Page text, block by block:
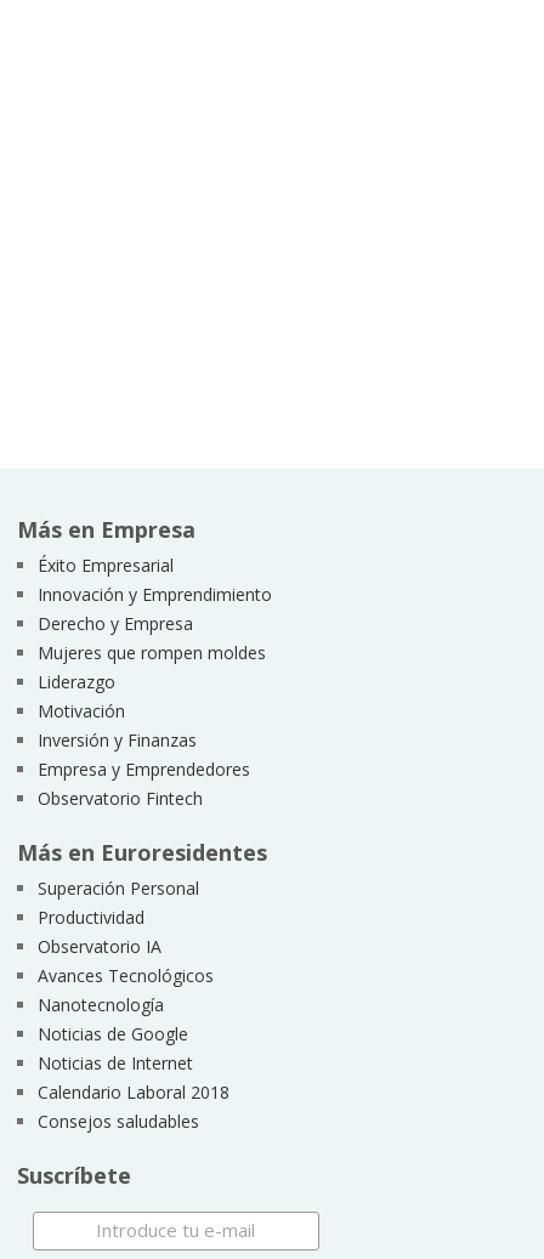
Más en Empresa
Éxito Empresarial
Innovación y Emprendimiento
Derecho y Empresa
Mujeres que rompen moldes
Liderazgo
Motivación
Inversión y Finanzas
Empresa y Emprendedores
Observatorio Fintech
Más en Euroresidentes
Superación Personal
Productividad
Observatorio IA
Avances Tecnológicos
Nanotecnología
Noticias de Google
Noticias de Internet
Calendario Laboral 2018
Consejos saludables
Suscríbete